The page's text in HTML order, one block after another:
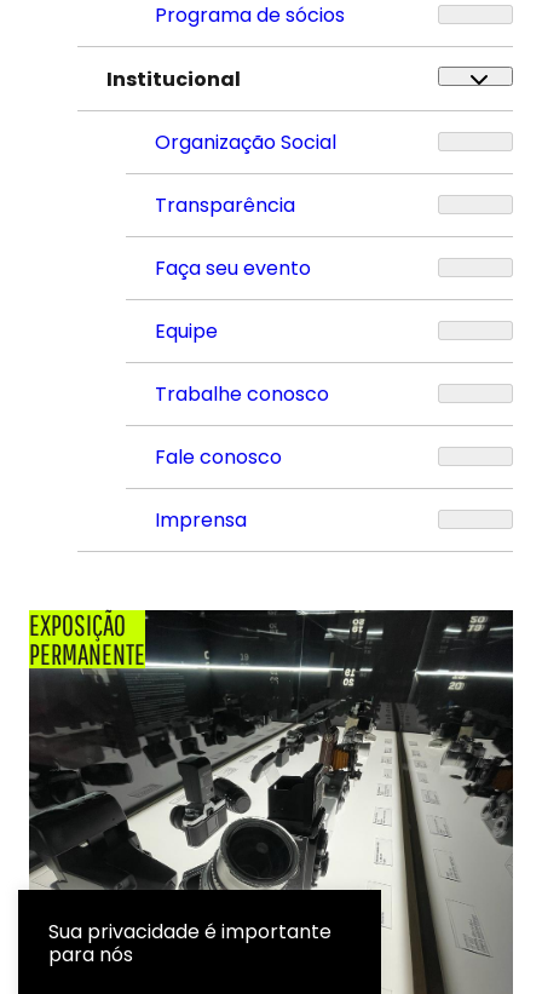
Programa de sócios
Institucional
Organização Social
Transparência
Faça seu evento
Equipe
Trabalhe conosco
Fale conosco
Imprensa
EXPOSIÇÃO
PERMANENTE
Sua privacidade é importante
para nós